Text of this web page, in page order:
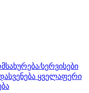
სერვისები
ყველაფერი